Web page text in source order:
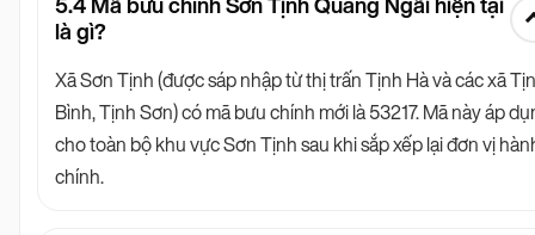
5.4 Mã bưu chính Sơn Tịnh Quảng Ngãi hiện tại
là gì?
Xã Sơn Tịnh (được sáp nhập từ thị trấn Tịnh Hà và các xã
Bình, Tịnh Sơn) có mã bưu chính mới là 53217. Mã này áp
cho toàn bộ khu vực Sơn Tịnh sau khi sắp xếp lại đơn vị
chính.